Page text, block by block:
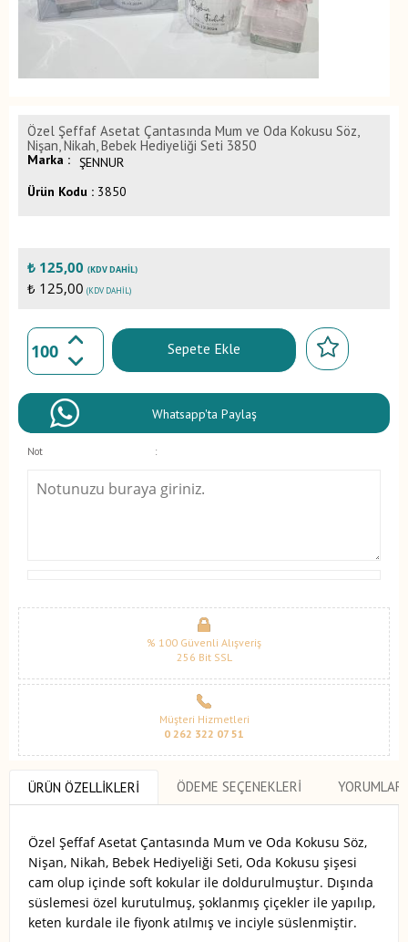
Özel Şeffaf Asetat Çantasında Mum ve Oda Kokusu Söz,
Nişan, Nikah, Bebek Hediyeliği Seti 3850
Marka : ŞENNUR
Ürün Kodu : 3850
₺ 125,00 (KDV DAHIL)
₺ 125,00 (KDV DAHIL)
Sepete Ekle
Whatsapp'ta Paylaş
Not :
% 100 Güvenli Alışveriş
256 Bit SSL
Müşteri Hizmetleri
0 262 322 07 51
ÜRÜN ÖZELLIKLERI ÖDEME SEÇENEKLERI YORUMLAR
Özel Şeffaf Asetat Çantasında Mum ve Oda Kokusu Söz,
Nişan, Nikah, Bebek Hediyeliği Seti, Oda Kokusu şişesi
cam olup içinde soft kokular ile doldurulmuştur. Dışında
süslemesi özel kurutulmuş, şoklanmış çiçekler ile yapılıp,
keten kurdale ile fiyonk atılmış ve inciyle süslenmiştir.